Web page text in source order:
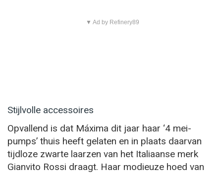
▼ Ad by Refinery89
Stijlvolle accessoires
Opvallend is dat Máxima dit jaar haar ‘4 mei-
pumps’ thuis heeft gelaten en in plaats daarvan
tijdloze zwarte laarzen van het Italiaanse merk
Gianvito Rossi draagt. Haar modieuze hoed van